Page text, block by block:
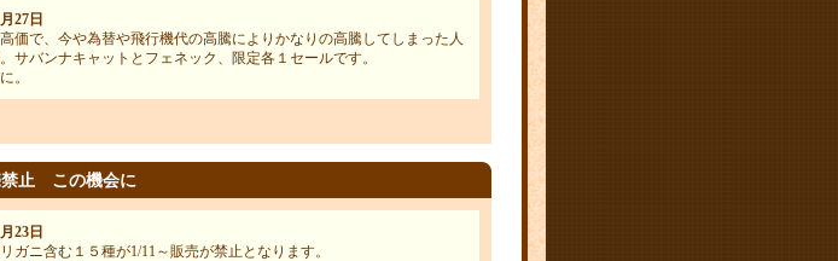
27日
価で、今や為替や飛行機代の高騰によりかなりの高騰してしまった人
サバンナキャットとフェネック、限定各１セールです。
。
禁止 この機会に
23日
ガニ含む１５種が1/11～販売が禁止となります。